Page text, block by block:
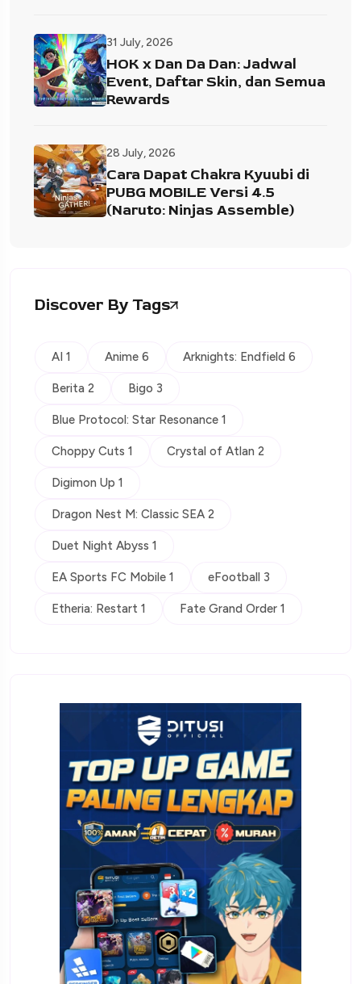
31 July, 2026
HOK x Dan Da Dan: Jadwal
Event, Daftar Skin, dan Semua
Rewards
28 July, 2026
Cara Dapat Chakra Kyuubi di
PUBG MOBILE Versi 4.5
(Naruto: Ninjas Assemble)
Discover By Tags
AI 1 Anime 6 Arknights: Endfield 6
Berita 2 Bigo 3
Blue Protocol: Star Resonance 1
Choppy Cuts 1 Crystal of Atlan 2
Digimon Up 1
Dragon Nest M: Classic SEA 2
Duet Night Abyss 1
EA Sports FC Mobile 1 eFootball 3
Etheria: Restart 1 Fate Grand Order 1